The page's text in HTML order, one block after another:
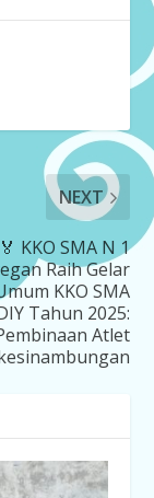
NEXT
🏅 KKO SMA N 1
Raih Gelar
KKO SMA
Tahun 2025:
Atlet